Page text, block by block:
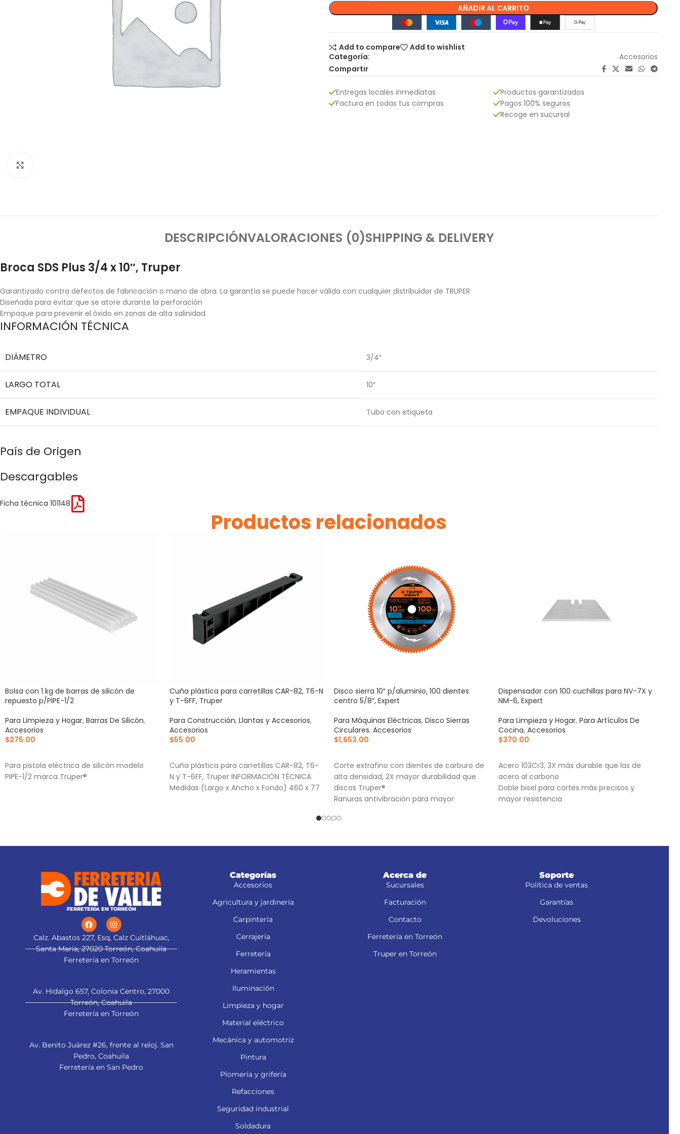
AÑADIR AL CARRITO
Add to compare
Add to wishlist
Categoría:
Accesorios
Compartir
Entregas locales inmediatas
Factura en todas tus compras
Productos garantizados
Pagos 100% seguros
Recoge en sucursal
DESCRIPCIÓNVALORACIONES (0)SHIPPING & DELIVERY
Broca SDS Plus 3/4 x 10″, Truper
Garantizado contra defectos de fabricación o mano de obra. La garantía se puede hacer válida con cualquier distribuidor de TRUPER
Diseñada para evitar que se atore durante la perforación
Empaque para prevenir el óxido en zonas de alta salinidad
INFORMACIÓN TÉCNICA
DIÁMETRO 3/4″
LARGO TOTAL 10″
EMPAQUE INDIVIDUAL Tubo con etiqueta
País de Origen
Descargables
Ficha técnica 101148
Productos relacionados
Bolsa con 1 kg de barras de silicón de
repuesto p/PIPE-1/2
Para Limpieza y Hogar, Barras De Silicón,
Accesorios
$275.00
Para pistola eléctrica de silicón modelo
PIPE-1/2 marca Truper®
Cuña plástica para carretillas CAR-82, T6-N
y T-6FF, Truper
Para Construcción, Llantas y Accesorios,
Accesorios
$55.00
Cuña plástica para carretillas CAR-82, T6-
N y T-6FF, Truper INFORMACIÓN TÉCNICA
Medidas (Largo x Ancho x Fondo) 460 x 77
Disco sierra 10″ p/aluminio, 100 dientes
centro 5/8″, Expert
Para Máquinas Eléctricas, Disco Sierras
Circulares, Accesorios
$1,653.00
Corte extrafino con dientes de carburo de
alta densidad, 2X mayor durabilidad que
discos Truper®
Ranuras antivibración para mayor
acabado
alternado de forma plana y trapezoidal
Dispensador con 100 cuchillas para NV-7X y
NM-6, Expert
Para Limpieza y Hogar, Para Artículos De
Cocina, Accesorios
$370.00
Acero 103Cr3, 3X más durable que las de
acero al carbono
Doble bisel para cortes más precisos y
mayor resistencia
FERRETERÍA EN TORREÓN
Calz. Abastos 227, Esq, Calz Cuitláhuac,
Santa María, 27020 Torreón, Coahuila
Ferretería en Torreón
Av. Hidalgo 657, Colonia Centro, 27000
Torreón, Coahuila
Ferretería en Torreón
Av. Benito Juárez #26, frente al reloj. San
Pedro, Coahuila
Ferretería en San Pedro
Categorías
Accesorios
Agricultura y jardinería
Carpintería
Cerrajería
Ferretería
Heramientas
Iluminación
Limpieza y hogar
Material eléctrico
Mecánica y automotriz
Pintura
Plomería y grifería
Refacciones
Seguridad industrial
Soldadura
Acerca de
Sucursales
Facturación
Contacto
Ferretería en Torreón
Truper en Torreón
Soporte
Política de ventas
Garantías
Devoluciones